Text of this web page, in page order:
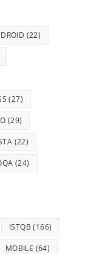
(22)
(27)
(29)
(22)
(24)
ISTQB (166)
MOBILE (64)